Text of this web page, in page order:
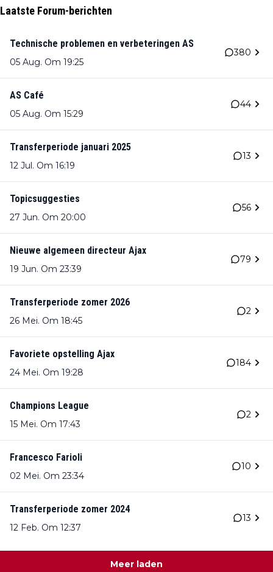
Laatste Forum-berichten
Technische problemen en verbeteringen AS
05 Aug. Om 19:25
380
AS Café
05 Aug. Om 15:29
44
Transferperiode januari 2025
12 Jul. Om 16:19
13
Topicsuggesties
27 Jun. Om 20:00
56
Nieuwe algemeen directeur Ajax
19 Jun. Om 23:39
79
Transferperiode zomer 2026
26 Mei. Om 18:45
2
Favoriete opstelling Ajax
24 Mei. Om 19:28
184
Champions League
15 Mei. Om 17:43
2
Francesco Farioli
02 Mei. Om 23:34
10
Transferperiode zomer 2024
12 Feb. Om 12:37
13
Meer laden